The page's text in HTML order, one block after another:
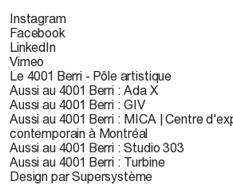
Instagram
Facebook
LinkedIn
Vimeo
Le 4001 Berri - Pôle artistique
Aussi au 4001 Berri : Ada X
Aussi au 4001 Berri : GIV
Aussi au 4001 Berri : MICA | Centre
contemporain à Montréal
Aussi au 4001 Berri : Studio 303
Aussi au 4001 Berri : Turbine
Design par Supersystème